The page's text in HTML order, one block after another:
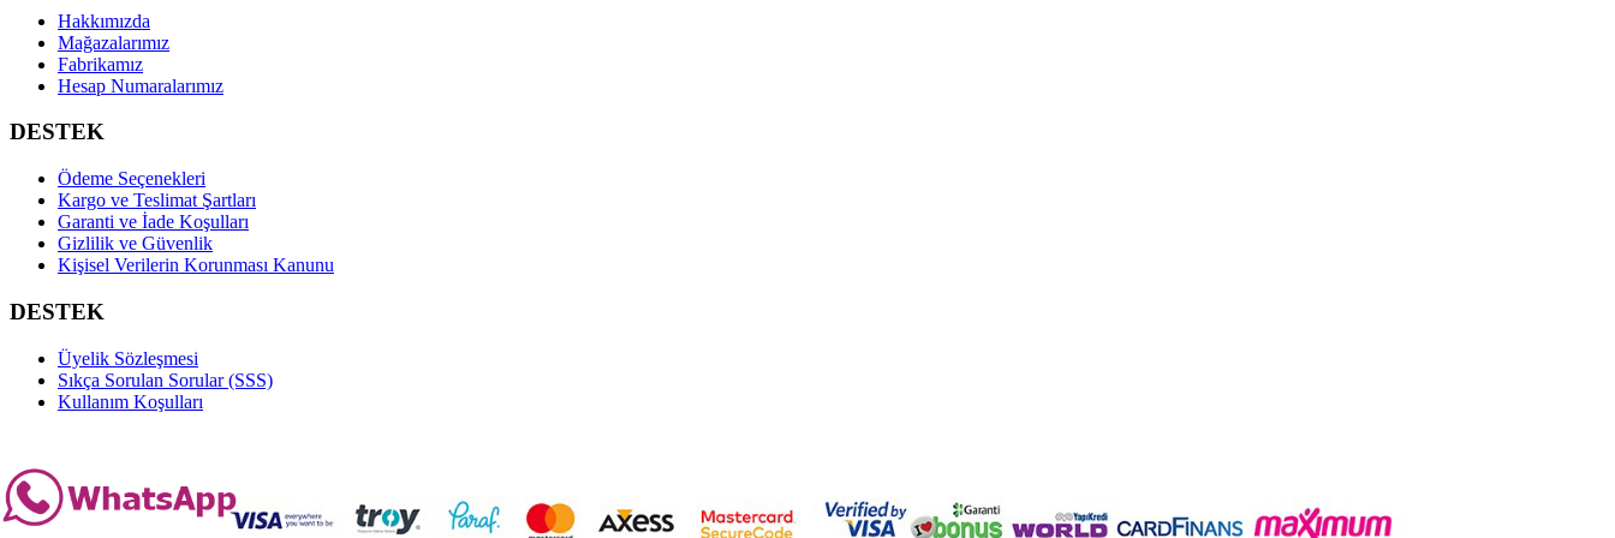
Hakkımızda
Mağazalarımız
Fabrikamız
Hesap Numaralarımız
DESTEK
Ödeme Seçenekleri
Kargo ve Teslimat Şartları
Garanti ve İade Koşulları
Gizlilik ve Güvenlik
Kişisel Verilerin Korunması Kanunu
DESTEK
Üyelik Sözleşmesi
Sıkça Sorulan Sorular (SSS)
Kullanım Koşulları